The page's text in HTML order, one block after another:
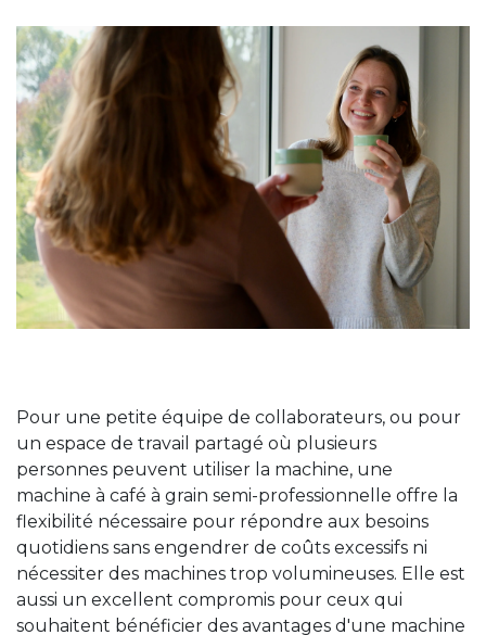
Pour une petite équipe de collaborateurs, ou pour
un espace de travail partagé où plusieurs
personnes peuvent utiliser la machine, une
machine à café à grain semi-professionnelle offre la
flexibilité nécessaire pour répondre aux besoins
quotidiens sans engendrer de coûts excessifs ni
nécessiter des machines trop volumineuses. Elle est
aussi un excellent compromis pour ceux qui
souhaitent bénéficier des avantages d'une machine